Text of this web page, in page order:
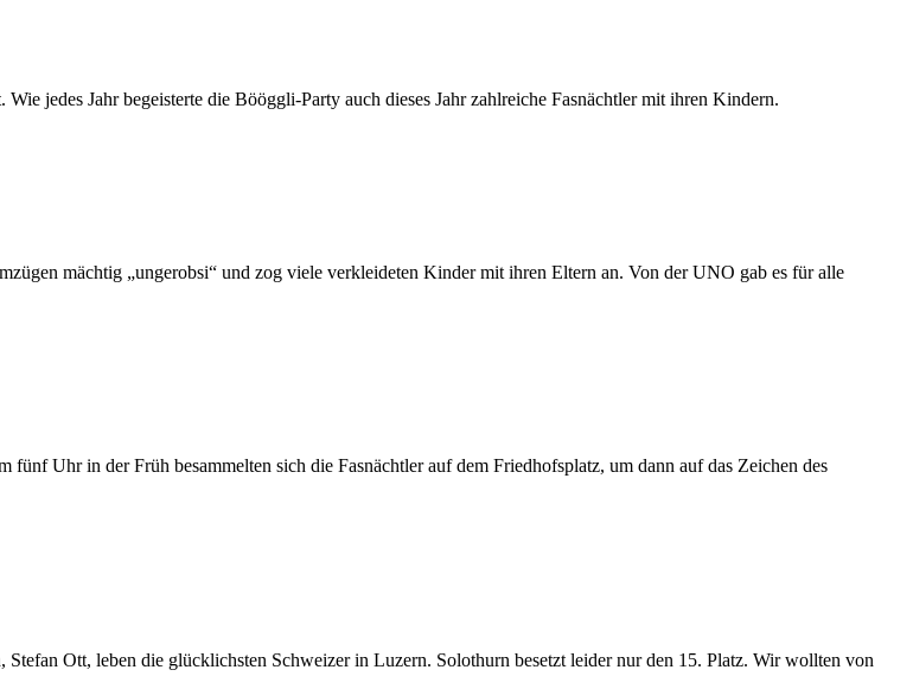
jedes Jahr begeisterte die Bööggli-Party auch dieses Jahr zahlreiche Fasnächtler mit ihren Kindern.
mächtig „ungerobsi“ und zog viele verkleideten Kinder mit ihren Eltern an. Von der UNO gab es für alle
Uhr in der Früh besammelten sich die Fasnächtler auf dem Friedhofsplatz, um dann auf das Zeichen des
Ott, leben die glücklichsten Schweizer in Luzern. Solothurn besetzt leider nur den 15. Platz. Wir wollten von